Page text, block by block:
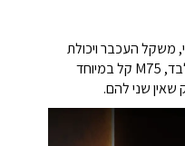
משקל העכבר ויכולת
התמרון הם קריטיים. וב-74 גרם בלבד, M75 קל במיוחד
שאין שני להם.